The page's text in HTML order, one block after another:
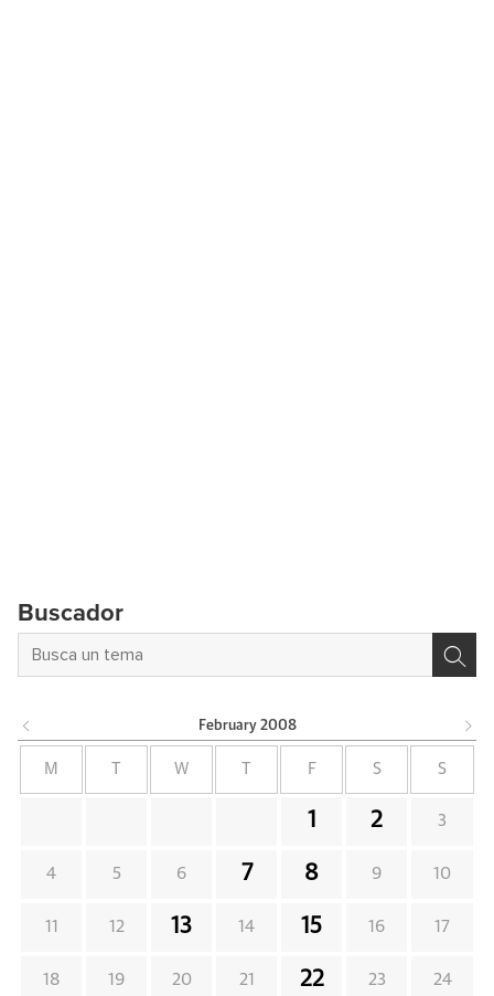
Buscador
February 2008
M W F S S
1 2 3
4 5 6 7 8 9 10
11 12 13 14 15 16 17
18 19 20 21 22 23 24